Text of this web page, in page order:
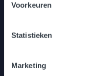
Voorkeuren
Statistieken
Marketing
Bedrijfspand de Pionier
3527 VX Utrecht
Eindhoven